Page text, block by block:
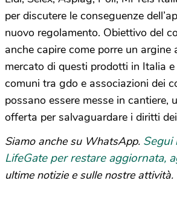
per discutere le conseguenze
nuovo regolamento. Obiettivo del
anche capire come porre un argine
mercato di questi prodotti in Italia
comuni tra gdo e associazioni dei
possano essere messe in cantiere,
offerta per salvaguardare i diritti
Siamo anche su WhatsApp. Segui
LifeGate per restare aggiornata,
ultime notizie e sulle nostre attività.